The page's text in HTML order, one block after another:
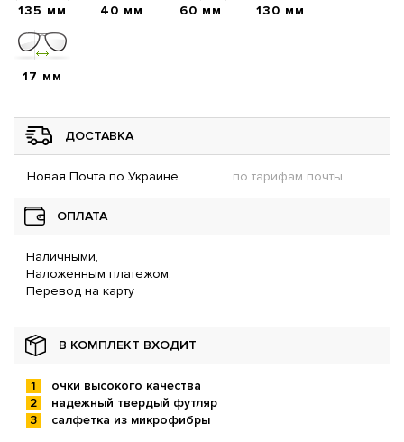
135 мм 40 мм 60 мм 130 мм
17 мм
ДОСТАВКА
Новая Почта по Украине по тарифам почты
ОПЛАТА
Наличными,
Наложенным платежом,
Перевод на карту
В КОМПЛЕКТ ВХОДИТ
очки высокого качества
надежный твердый футляр
салфетка из микрофибры